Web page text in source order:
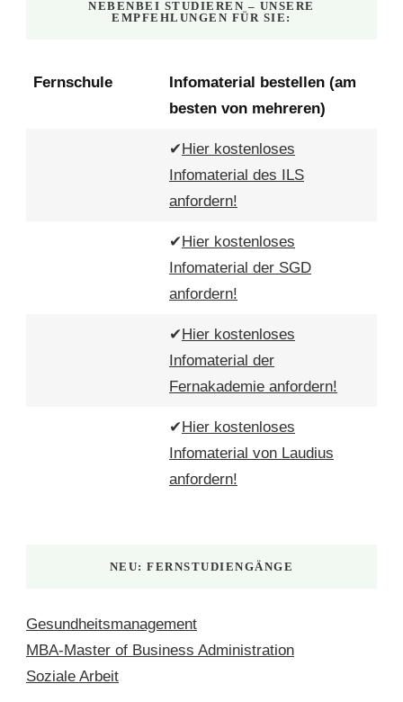
NEBENBEI STUDIEREN – UNSERE
EMPFEHLUNGEN FÜR SIE:
Fernschule
Infomaterial bestellen (am
besten von mehreren)
✔Hier kostenloses
Infomaterial des ILS
anfordern!
✔Hier kostenloses
Infomaterial der SGD
anfordern!
✔Hier kostenloses
Infomaterial der
Fernakademie anfordern!
✔Hier kostenloses
Infomaterial von Laudius
anfordern!
NEU: FERNSTUDIENGÄNGE
Gesundheitsmanagement
MBA-Master of Business Administration
Soziale Arbeit